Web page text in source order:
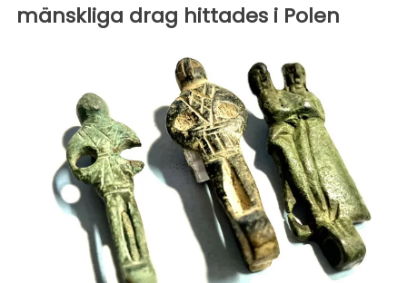
mänskliga drag hittades i Polen